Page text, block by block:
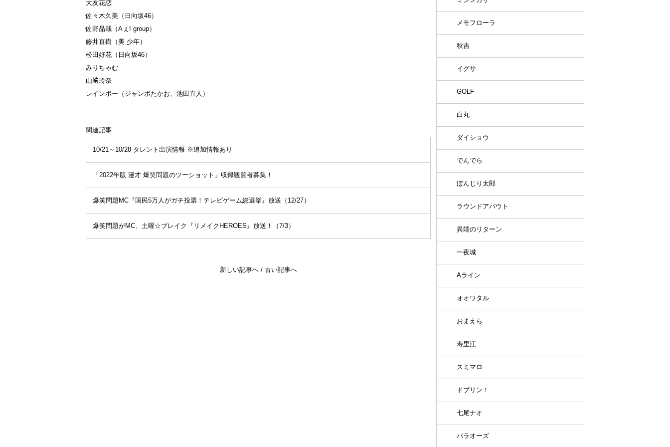
大友花恋
佐々木久美（日向坂46）
佐野晶哉（Aぇ! group）
藤井直樹（美 少年）
松田好花（日向坂46）
みりちゃむ
山﨑玲奈
レインボー（ジャンボたかお、池田直人）
関連記事
10/21～10/28 タレント出演情報 ※追加情報あり
「2022年版 漫才 爆笑問題のツーショット」収録観覧者募集！
爆笑問題MC『国民5万人がガチ投票！テレビゲーム総選挙』放送（12/27）
爆笑問題がMC、土曜☆ブレイク『リメイクHEROES』放送！（7/3）
新しい記事へ/ 古い記事へ
メモフローラ
秋吉
イグサ
GOLF
白丸
ダイショウ
でんでら
ぼんじり太郎
ラウンドアバウト
異端のリターン
一夜城
Aライン
オオワタル
おまえら
寿里江
スミマロ
ドブリン！
七尾ナオ
パラオーズ